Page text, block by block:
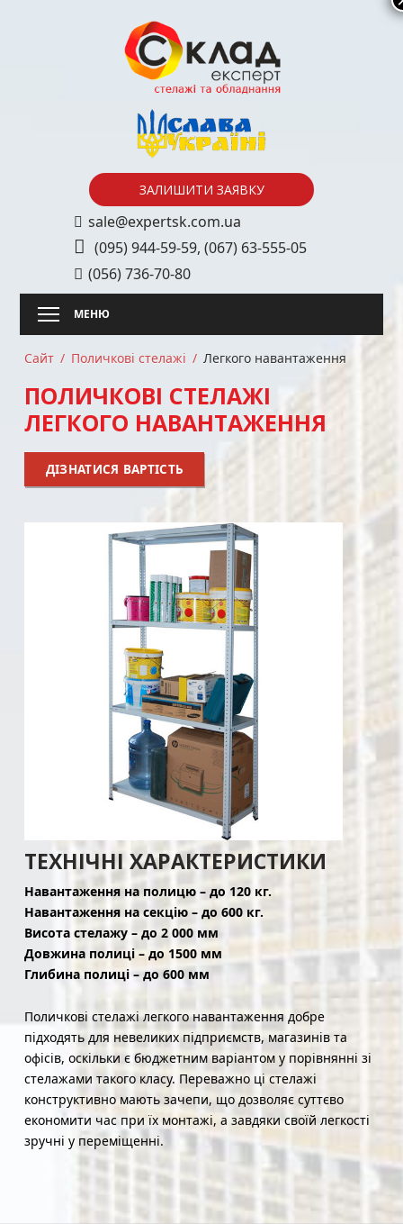
ЗАЛИШИТИ ЗАЯВКУ
sale@expertsk.com.ua
(095) 944-59-59, (067) 63-555-05
(056) 736-70-80
Сайт Поличкові стелажі Легкого навантаження
ПОЛИЧКОВІ СТЕЛАЖІ
ЛЕГКОГО НАВАНТАЖЕННЯ
ДІЗНАТИСЯ ВАРТІСТЬ
ТЕХНІЧНІ ХАРАКТЕРИСТИКИ
Навантаження на полицю – до 120 кг.
Навантаження на секцію – до 600 кг.
Висота стелажу – до 2 000 мм
Довжина полиці – до 1500 мм
Глибина полиці – до 600 мм
Поличкові стелажі легкого навантаження добре
підходять для невеликих підприємств, магазинів та
офісів, оскільки є бюджетним варіантом у порівнянні зі
стелажами такого класу. Переважно ці стелажі
конструктивно мають зачепи, що дозволяє суттєво
економити час при їх монтажі, а завдяки своїй легкості
зручні у переміщенні.